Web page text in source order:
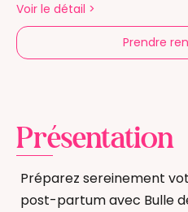
Voir le détail >
Prendre
Présentation
Préparez sereinement
post-partum avec Bulle